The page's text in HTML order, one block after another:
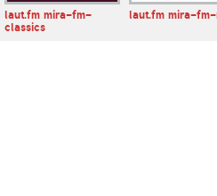
laut.fm mira-fm-
classics
laut.fm mira-